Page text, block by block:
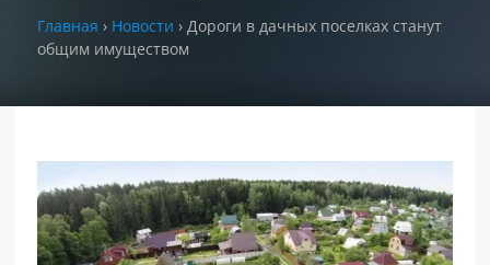
Задать вопрос
РАЗДЕЛЫ
САЙТА
Главная › Новости › Дороги в дачных поселках станут
общим имуществом